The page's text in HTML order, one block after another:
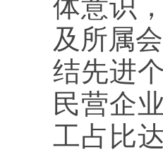
体意识
及所属
结先进
民营企
工占比